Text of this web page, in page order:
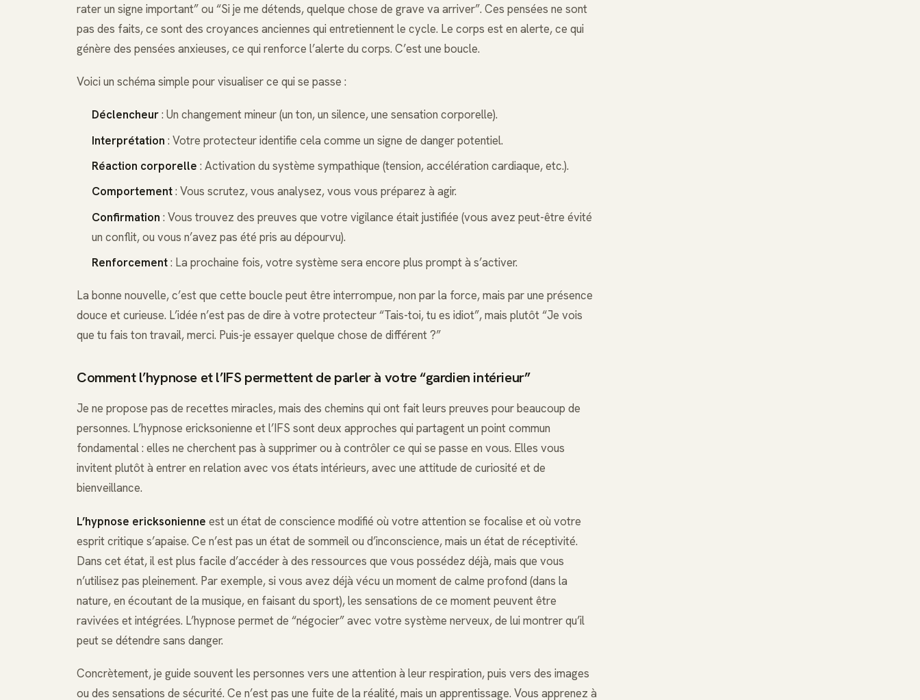
rater un signe important” ou “Si je me détends, quelque chose de grave va arriver”. Ces pensées ne sont
pas des faits, ce sont des croyances anciennes qui entretiennent le cycle. Le corps est en alerte, ce qui
génère des pensées anxieuses, ce qui renforce l’alerte du corps. C’est une boucle.
Voici un schéma simple pour visualiser ce qui se passe :
Déclencheur: Un changement mineur (un ton, un silence, une sensation corporelle).
Interprétation : Votre protecteur identifie cela comme un signe de danger potentiel.
Réaction corporelle : Activation du système sympathique (tension, accélération cardiaque, etc.).
Comportement: Vous scrutez, vous analysez, vous vous préparez à agir.
Confirmation : Vous trouvez des preuves que votre vigilance était justifiée (vous avez peut-être évité
un conflit, ou vous n’avez pas été pris au dépourvu).
Renforcement: La prochaine fois, votre système sera encore plus prompt à s’activer.
La bonne nouvelle, c’est que cette boucle peut être interrompue, non par la force, mais par une présence
douce et curieuse. L’idée n’est pas de dire à votre protecteur “Tais-toi, tu es idiot”, mais plutôt “Je vois
que tu fais ton travail, merci. Puis-je essayer quelque chose de différent ?”
Comment l’hypnose et l’IFS permettent de parler à votre “gardien intérieur”
Je ne propose pas de recettes miracles, mais des chemins qui ont fait leurs preuves pour beaucoup de
personnes. L’hypnose ericksonienne et l’IFS sont deux approches qui partagent un point commun
fondamental : elles ne cherchent pas à supprimer ou à contrôler ce qui se passe en vous. Elles vous
invitent plutôt à entrer en relation avec vos états intérieurs, avec une attitude de curiosité et de
bienveillance.
L’hypnose ericksonienne est un état de conscience modifié où votre attention se focalise et où votre
esprit critique s’apaise. Ce n’est pas un état de sommeil ou d’inconscience, mais un état de réceptivité.
Dans cet état, il est plus facile d’accéder à des ressources que vous possédez déjà, mais que vous
n’utilisez pas pleinement. Par exemple, si vous avez déjà vécu un moment de calme profond (dans la
nature, en écoutant de la musique, en faisant du sport), les sensations de ce moment peuvent être
ravivées et intégrées. L’hypnose permet de “négocier” avec votre système nerveux, de lui montrer qu’il
peut se détendre sans danger.
Concrètement, je guide souvent les personnes vers une attention à leur respiration, puis vers des images
ou des sensations de sécurité. Ce n’est pas une fuite de la réalité, mais un apprentissage. Vous apprenez à